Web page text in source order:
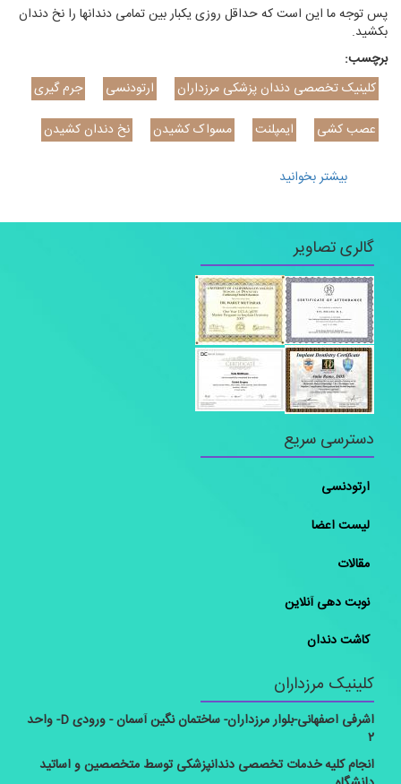
پس توجه ما این است که حداقل روزی یکبار بین تمامی دندانها را نخ دندان
بکشید.
برچسب:
کلینیک تخصصی دندان پزشکی مرزداران
ارتودنسی
جرم گیری
عصب کشی
ایمپلنت مسواک کشیدن نخ دندان کشیدن
بیشتر بخوانید
گالری تصاویر
دسترسی سریع
ارتودنسی
لیست اعضا
مقالات
نوبت دهی آنلاین
کاشت دندان
کلینیک مرزداران
اشرفی اصفهانی-بلوار مرزداران- ساختمان نگین آسمان - ورودی D- واحد
۲
انجام کلیه خدمات تخصصی دندانپزشکی توسط متخصصین و اساتید